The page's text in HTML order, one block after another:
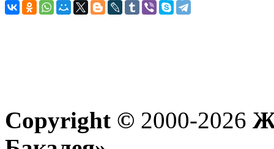
Copyright © 2000-2026